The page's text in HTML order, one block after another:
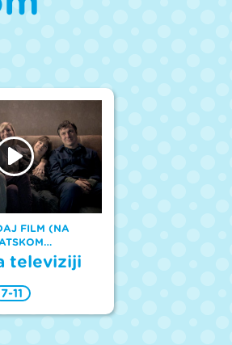
FILM (NA
televiziji
7-11